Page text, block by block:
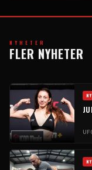
NYHETER
FLER NYHETER